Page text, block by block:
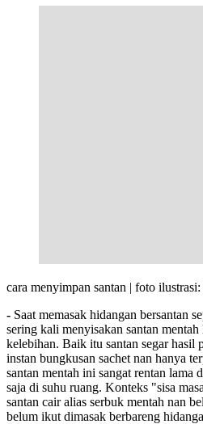
cara menyimpan santan | foto
- Saat memasak hidangan bersantan
sering kali menyisakan santan mentah
kelebihan. Baik itu santan segar hasil
instan bungkusan sachet nan hanya
santan mentah ini sangat rentan lama
saja di suhu ruang. Konteks "sisa
santan cair alias serbuk mentah nan
belum ikut dimasak berbareng